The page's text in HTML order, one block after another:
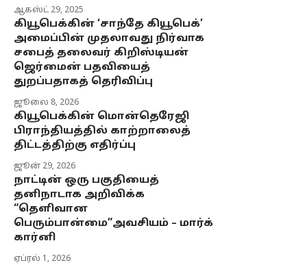
ஆகஸ்ட் 29, 2025
கியூபெக்கின் ‘சாந்தே கியூபெக்’
அமைப்பின் முதலாவது நிர்வாக
சபைத் தலைவர் கிறிஸ்டியன்
ஜெர்மைன் பதவியைத்
துறப்பதாகத் தெரிவிப்பு
ஜூலை 8, 2026
கியூபெக்கின் மொன்தெரேஜி
பிராந்தியத்தில் காற்றாலைத்
திட்டத்திற்கு எதிர்ப்பு
ஜூன் 29, 2026
நாட்டின் ஒரு பகுதியைத்
தனிநாடாக அறிவிக்க
“தெளிவான
பெரும்பான்மை”அவசியம் – மார்க்
கார்னி
ஏப்ரல் 1, 2026